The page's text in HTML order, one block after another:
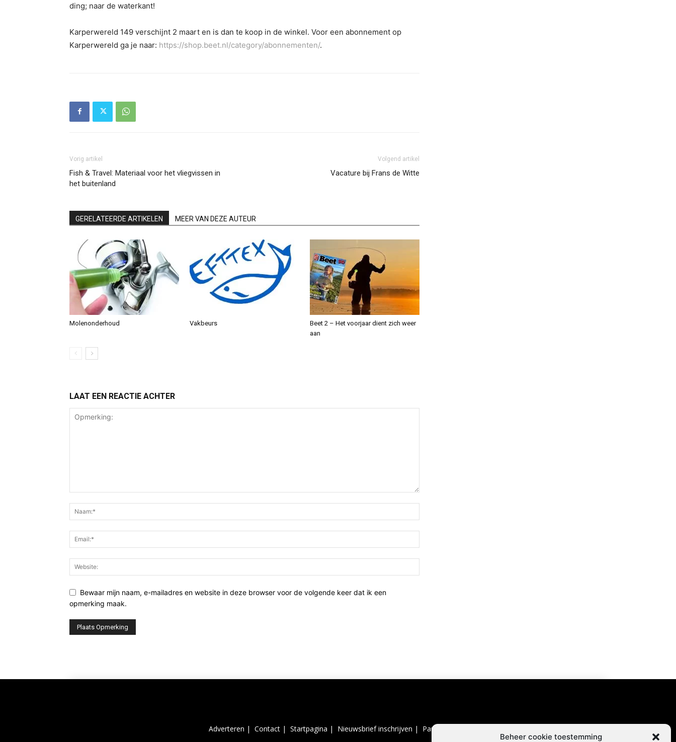
Beheer cookie toestemming
ding; naar de waterkant!
Karperwereld 149 verschijnt 2 maart en is dan te koop in de winkel. Voor een abonnement op
Karperwereld ga je naar: https://shop.beet.nl/category/abonnementen/.
Vorig artikel
Fish & Travel: Materiaal voor het vliegvissen in
het buitenland
Volgend artikel
Vacature bij Frans de Witte
GERELATEERDE ARTIKELEN MEER VAN DEZE AUTEUR
Molenonderhoud Vakbeurs
Beet 2 – Het voorjaar dient zich weer
aan
LAAT EEN REACTIE ACHTER
Bewaar mijn naam, e-mailadres en website in deze browser voor de volgende keer dat ik een
opmerking maak.
Adverteren | Contact | Startpagina | Nieuwsbrief inschrijven | Partner content